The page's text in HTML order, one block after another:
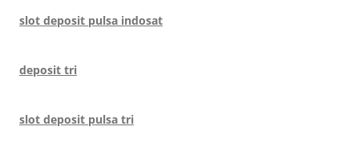
slot deposit pulsa indosat
deposit tri
slot deposit pulsa tri